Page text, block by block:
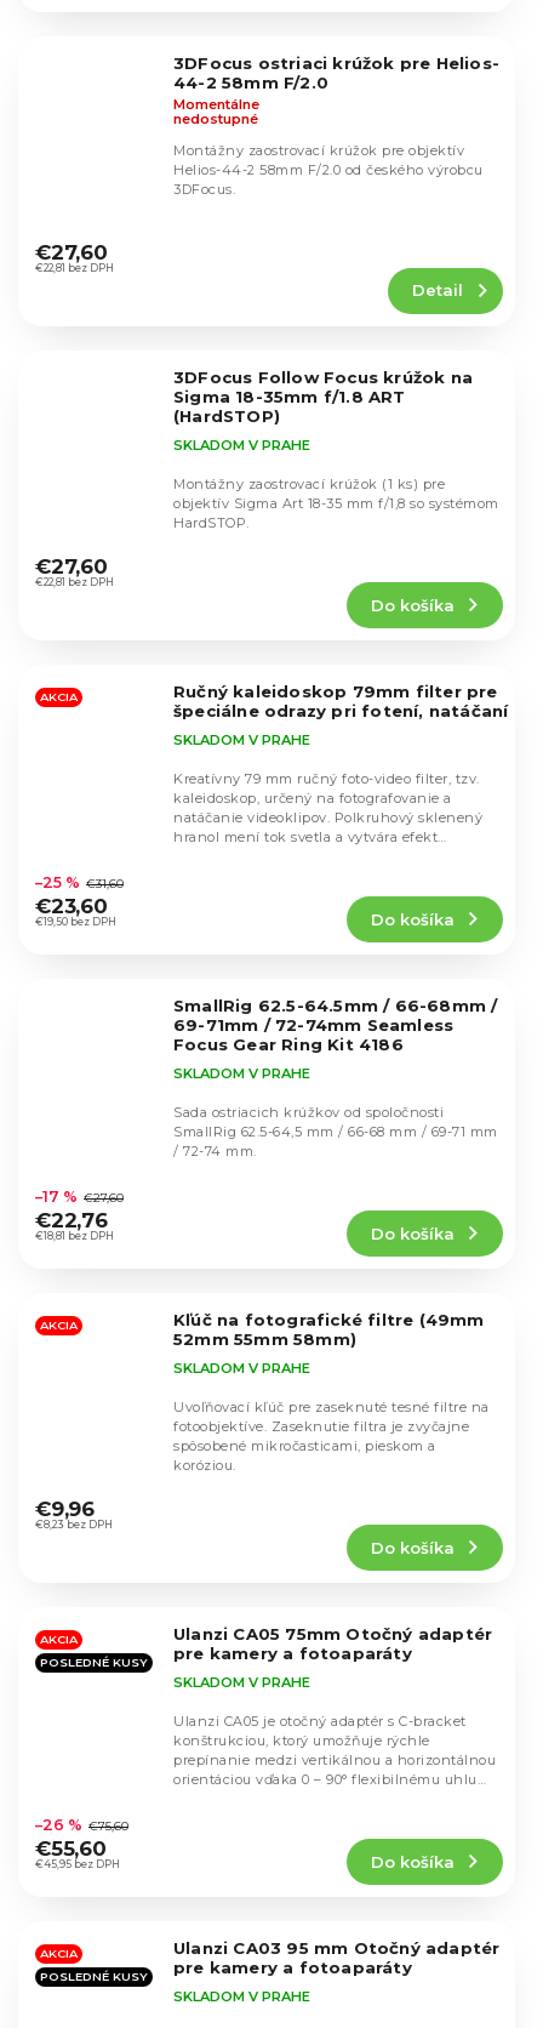
3DFocus ostriaci krúžok pre Helios-
44-2 58mm F/2.0
hodnotenie
produktu
Momentálne
nedostupné
€22,81 bez DPH
€27,60
Detail
Montážny zaostrovací krúžok pre objektív
Helios-44-2 58mm F/2.0 od českého výrobcu
3DFocus.
3DFocus Follow Focus krúžok na
Sigma 18-35mm f/1.8 ART
(HardSTOP)
hodnotenie
produktu
hviezdičiek.
SKLADOM V PRAHE
€22,81 bez DPH
€27,60
Do košíka
Montážny zaostrovací krúžok (1 ks) pre
objektív Sigma Art 18-35 mm f/1,8 so systémom
HardSTOP.
AKCIA
Ručný kaleidoskop 79mm filter pre
špeciálne odrazy pri fotení, natáčaní
hodnotenie
produktu
je
SKLADOM V PRAHE
€19,50 bez DPH
–25 % €31,60
€23,60
Do košíka
Kreatívny 79 mm ručný foto-video filter, tzv.
kaleidoskop, určený na fotografovanie a
natáčanie videoklipov. Polkruhový sklenený
hranol mení tok svetla a vytvára efekt
SmallRig 62.5-64.5mm / 66-68mm /
69-71mm / 72-74mm Seamless
Focus Gear Ring Kit 4186
hodnotenie
produktu
je
hviezdičiek.
SKLADOM V PRAHE
€18,81 bez DPH
–17 % €27,60
€22,76
Do košíka
Sada ostriacich krúžkov od spoločnosti
SmallRig 62.5-64,5 mm / 66-68 mm / 69-71 mm
/ 72-74 mm.
AKCIA
Kľúč na fotografické filtre (49mm
52mm 55mm 58mm)
hodnotenie
produktu
hviezdičiek.
SKLADOM V PRAHE
€8,23 bez DPH
€9,96
Do košíka
Uvoľňovací kľúč pre zaseknuté tesné filtre na
fotoobjektíve. Zaseknutie filtra je zvyčajne
spôsobené mikročasticami, pieskom a
koróziou.
AKCIA
POSLEDNÉ KUSY
Ulanzi CA05 75mm Otočný adaptér
pre kamery a fotoaparáty
hodnotenie
produktu
je
hviezdičiek.
SKLADOM V PRAHE
€45,95 bez DPH
–26 % €75,60
€55,60
Do košíka
Ulanzi CA05 je otočný adaptér s C-bracket
konštrukciou, ktorý umožňuje rýchle
prepínanie medzi vertikálnou a horizontálnou
orientáciou vďaka 0 – 90° flexibilnému uhlu
AKCIA
POSLEDNÉ KUSY
Ulanzi CA03 95 mm Otočný adaptér
pre kamery a fotoaparáty
SKLADOM V PRAHE